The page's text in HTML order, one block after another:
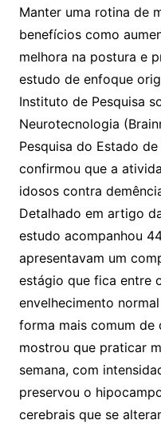
Manter uma rotina de
benefícios como
melhora na postura e
estudo de enfoque
Instituto de Pesquisa
Neurotecnologia
Pesquisa do Estado
confirmou que a
idosos contra
Detalhado em artigo
estudo acompanhou
apresentavam um
estágio que fica entre
envelhecimento
forma mais comum de
mostrou que praticar
semana, com
preservou o
cerebrais que se